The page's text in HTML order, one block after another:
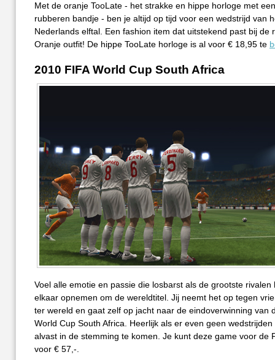
Met de oranje TooLate - het strakke en hippe horloge met
rubberen bandje - ben je altijd op tijd voor een wedstrijd van
Nederlands elftal. Een fashion item dat uitstekend past bij de
Oranje outfit! De hippe TooLate horloge is al voor € 18,95 te
2010 FIFA World Cup South Africa
Voel alle emotie en passie die losbarst als de grootste rivalen
elkaar opnemen om de wereldtitel. Jij neemt het op tegen
ter wereld en gaat zelf op jacht naar de eindoverwinning van
World Cup South Africa. Heerlijk als er even geen
alvast in de stemming te komen. Je kunt deze game voor de
voor € 57,-.